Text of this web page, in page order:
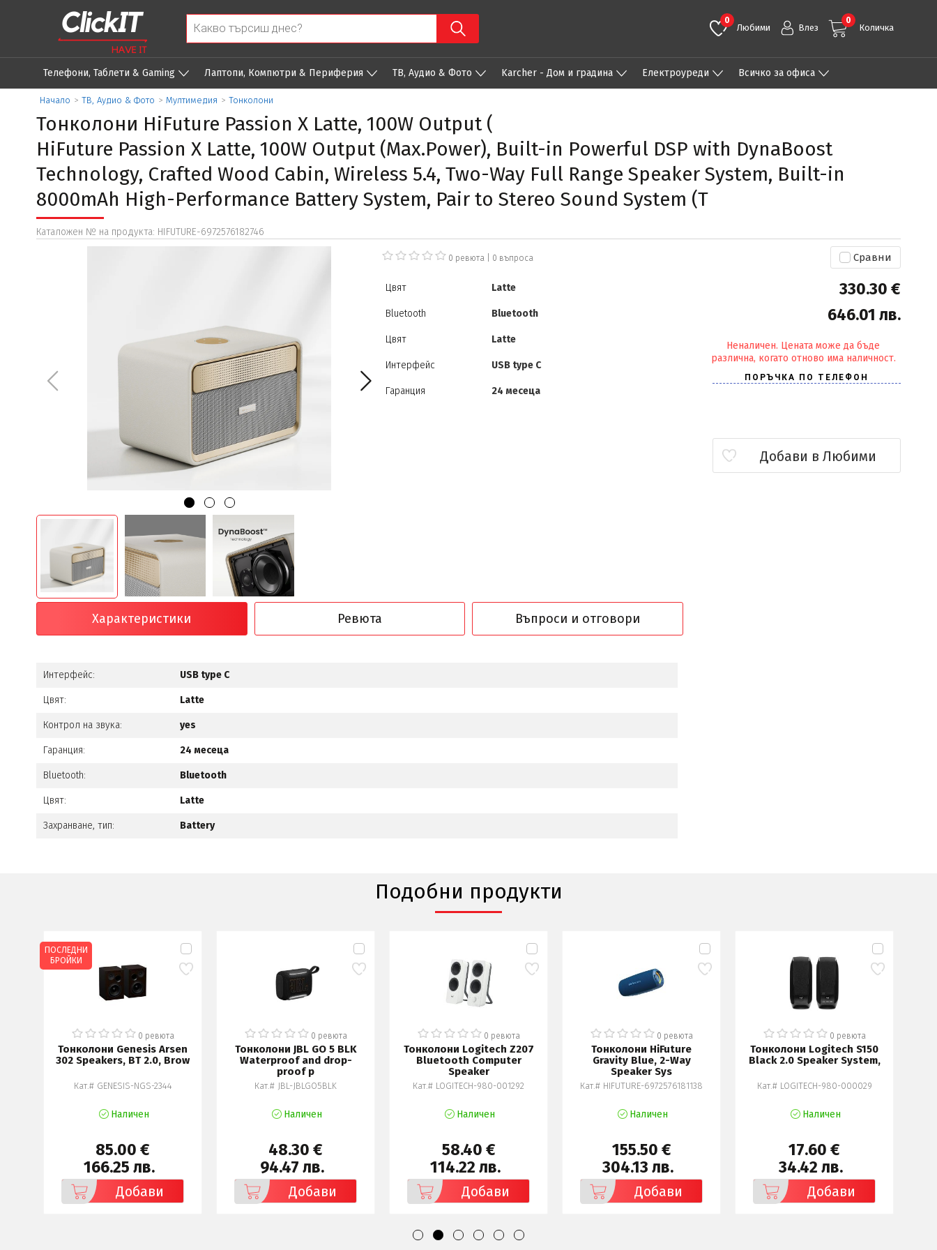
0
Любими Влез
0
Количка
Телефони, Таблети & Gaming Лаптопи, Компютри & Периферия ТВ, Аудио & Фото Karcher - Дом и градина Eлектроуреди Всичко за офиса
Начало > ТВ, Аудио & Фото > Мултимедия > Тонколони
Тонколони HiFuture Passion X Latte, 100W Output (
HiFuture Passion X Latte, 100W Output (Max.Power), Built-in Powerful DSP with DynaBoost
Technology, Crafted Wood Cabin, Wireless 5.4, Two-Way Full Range Speaker System, Built-in
8000mAh High-Performance Battery System, Pair to Stereo Sound System (T
Каталожен № на продукта: HIFUTURE-6972576182746
0 ревюта 0 въпроса
Цвят Latte
Bluetooth Bluetooth
Цвят Latte
Интерфейс USB type C
Гаранция 24 месеца
Сравни
330.30 €
646.01 лв.
Неналичен. Цената може да бъде
различна, когато отново има наличност.
Добави в Любими
Характеристики Ревюта Въпроси и отговори
Интерфейс: USB type C
Цвят: Latte
Контрол на звука: yes
Гаранция: 24 месеца
Bluetooth: Bluetooth
Цвят: Latte
Захранване, тип: Battery
Подобни продукти
0 ревюта
Тонколони Genesis Arsen
302 Speakers, BT 2.0, Brow
Кат.# GENESIS-NGS-2344
Наличен
85.00 €
166.25 лв.
Добави
ПОСЛЕДНИ
БРОЙКИ
0 ревюта
Тонколони JBL GO 5 BLK
Waterproof and drop-
proof p
Кат.# JBL-JBLGO5BLK
Наличен
48.30 €
94.47 лв.
Добави
0 ревюта
Тонколони Logitech Z207
Bluetooth Computer
Speaker
Кат.# LOGITECH-980-001292
Наличен
58.40 €
114.22 лв.
Добави
0 ревюта
Тонколони HiFuture
Gravity Blue, 2-Way
Speaker Sys
Кат.# HIFUTURE-6972576181138
Наличен
155.50 €
304.13 лв.
Добави
0 ревюта
Тонколони Logitech S150
Black 2.0 Speaker System,
Кат.# LOGITECH-980-000029
Наличен
17.60 €
34.42 лв.
Добави